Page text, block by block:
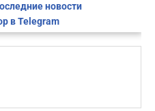
новости
в Telegram